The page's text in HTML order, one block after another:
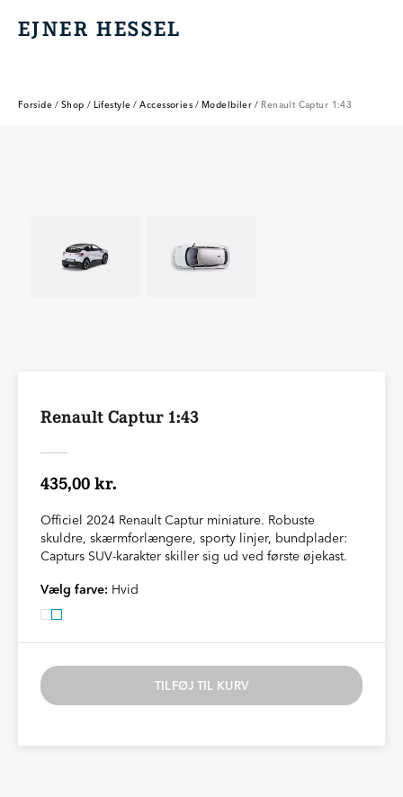
EJNER HESSEL
EJNER HESSEL
Forside / Shop / Lifestyle / Accessories / Modelbiler / Renault Captur 1:43
Renault Captur 1:43
435,00 kr.
Officiel 2024 Renault Captur miniature. Robuste
skuldre, skærmforlængere, sporty linjer, bundplader:
Capturs SUV-karakter skiller sig ud ved første øjekast.
Vælg farve: Hvid
TILFØJ TIL KURV